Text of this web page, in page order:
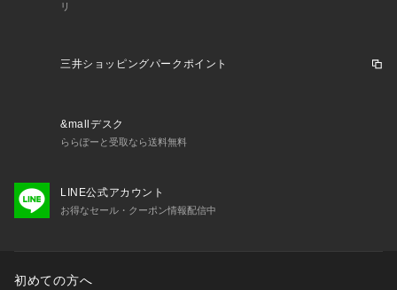
リ
三井ショッピングパークポイント
&mallデスク
ららぽーと受取なら送料無料
LINE公式アカウント
お得なセール・クーポン情報配信中
初めての方へ